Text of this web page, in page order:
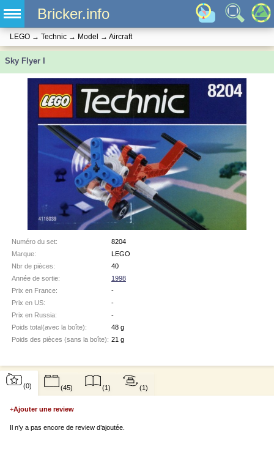
Bricker.info
LEGO → Technic → Model → Aircraft
Sky Flyer I
Numéro du set:
8204
Marque:
LEGO
Nbr de pièces:
40
Année de sortie:
1998
Prix en France:
-
Prix en US:
-
Prix en Russia:
-
Poids total(avec la boîte):
48 g
Poids des pièces (sans la boîte): 21 g
(0)
+Ajouter une review
Il n’y a pas encore de review d’ajoutée.
(45) (1) (1)